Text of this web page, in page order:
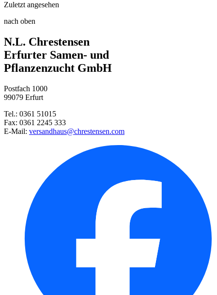
Schaufel klein
Steckzwiebel Birnenförmige
Elatiorbegonie Sunpleasure® Sc ...
Salzkraut
Balkonpflanzen Trixi® compact ...
Edelpelargonie Grandeur® Deco ...
Set Männertreu Blau & Weiß
Vanilleblume
Sternmarie Taka Tuka® M White ...
Zuletzt angesehen
Duftschokoladenblume
nach oben
N.L. Chrestensen
Erfurter Samen- und
Pflanzenzucht GmbH
Postfach 1000
99079 Erfurt
Tel.: 0361 51015
Fax: 0361 2245 333
E-Mail: versandhaus@chrestensen.com